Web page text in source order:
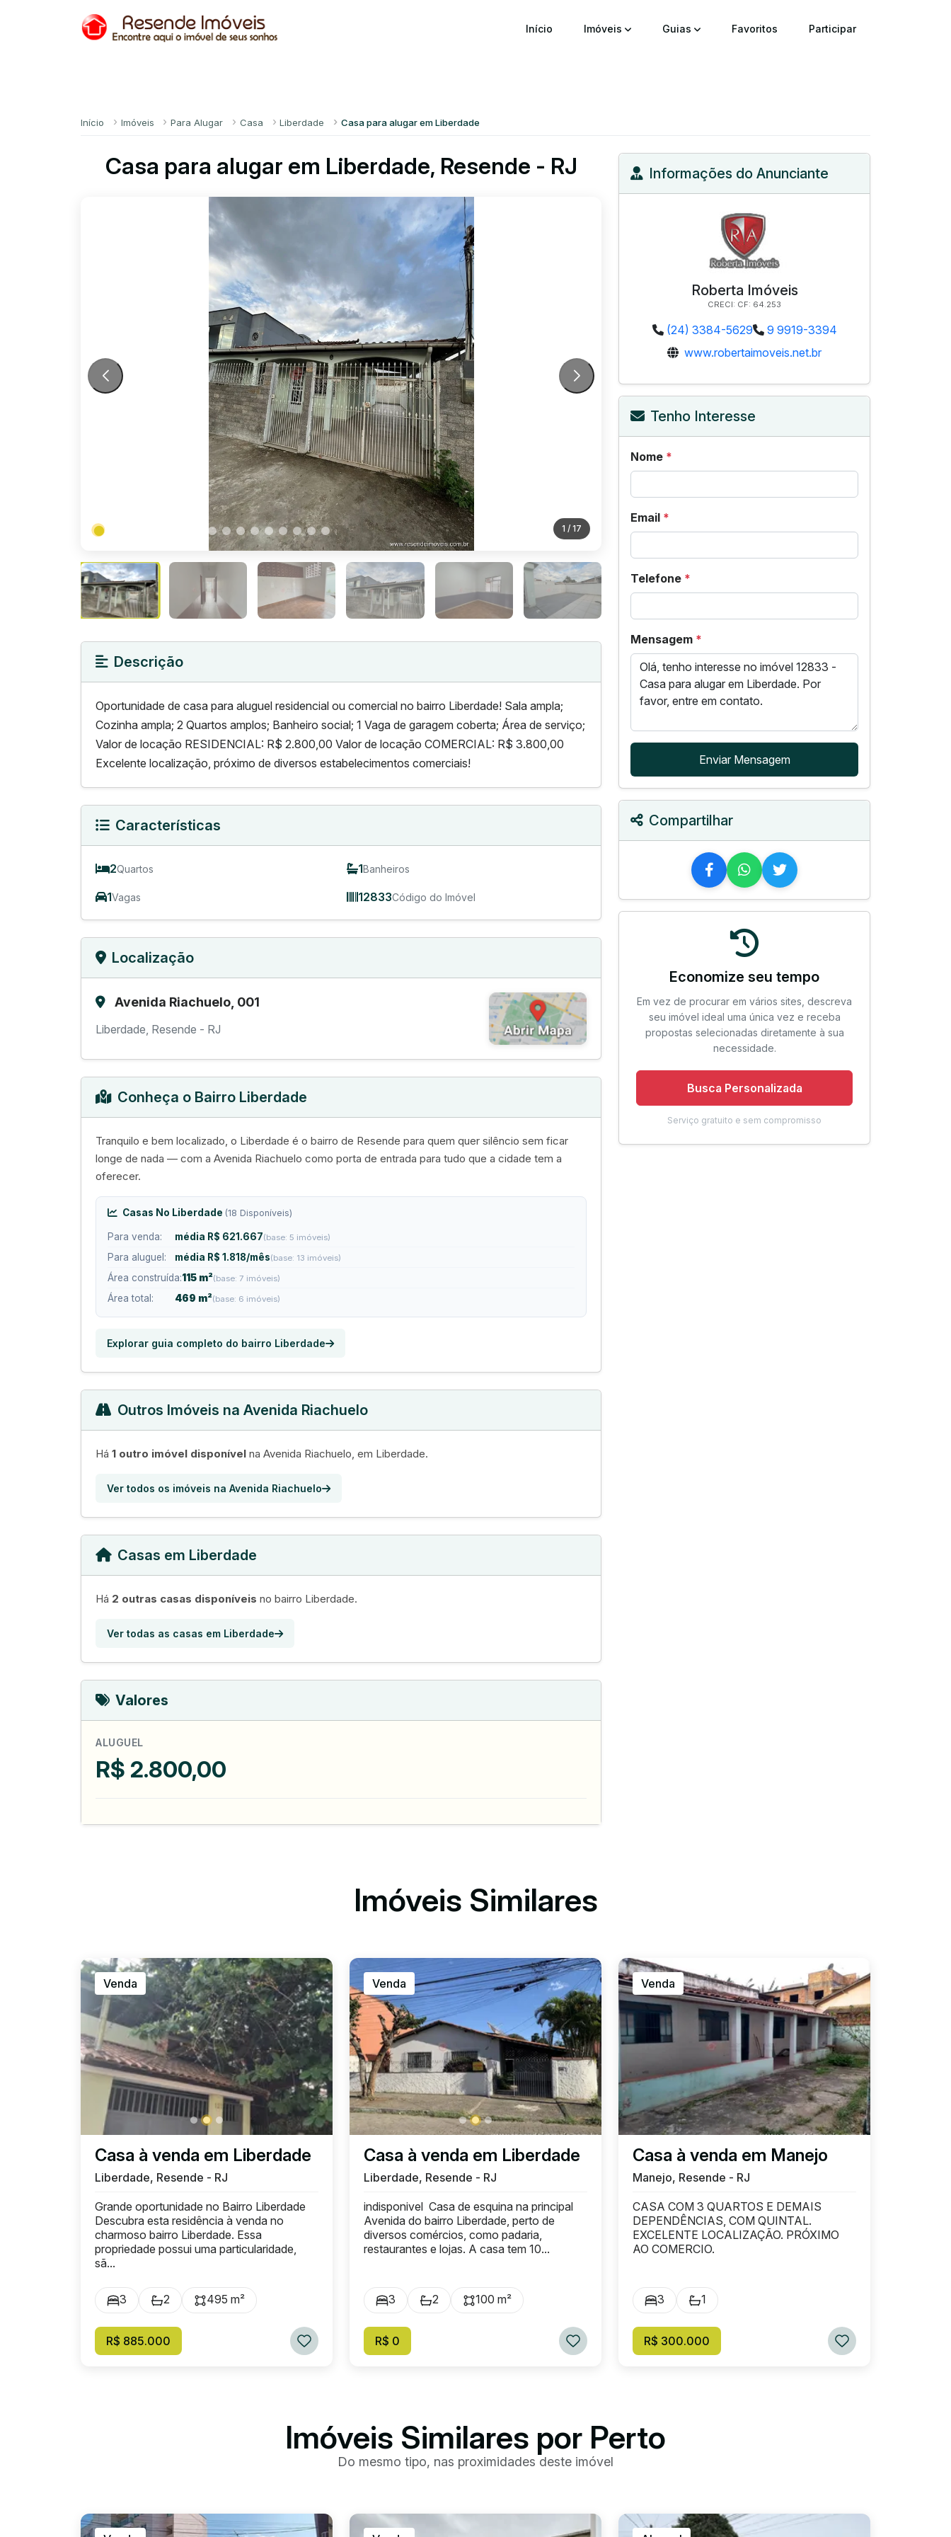
Início Imóveis Guias Favoritos Participar
Início Imóveis Para Alugar Casa Liberdade Casa para alugar em Liberdade
Casa para alugar em Liberdade, Resende - RJ
1 / 17
Descrição
Oportunidade de casa para aluguel residencial ou comercial no bairro Liberdade! Sala ampla;
Cozinha ampla; 2 Quartos amplos; Banheiro social; 1 Vaga de garagem coberta; Área de serviço;
Valor de locação RESIDENCIAL: R$ 2.800,00 Valor de locação COMERCIAL: R$ 3.800,00
Excelente localização, próximo de diversos estabelecimentos comerciais!
Características
2Quartos 1Banheiros
1Vagas 12833Código do Imóvel
Localização
Avenida Riachuelo, 001
Liberdade, Resende - RJ
Conheça o Bairro Liberdade
Tranquilo e bem localizado, o Liberdade é o bairro de Resende para quem quer silêncio sem ficar
longe de nada — com a Avenida Riachuelo como porta de entrada para tudo que a cidade tem a
oferecer.
Casas No Liberdade (18 Disponíveis)
Para venda: média R$ 621.667(base: 5 imóveis)
Para aluguel: média R$ 1.818/mês(base: 13 imóveis)
Área construída:115 m²(base: 7 imóveis)
Área total: 469 m²(base: 6 imóveis)
Explorar guia completo do bairro Liberdade
Outros Imóveis na Avenida Riachuelo
Há 1 outro imóvel disponível na Avenida Riachuelo, em Liberdade.
Ver todos os imóveis na Avenida Riachuelo
Casas em Liberdade
Há 2 outras casas disponíveis no bairro Liberdade.
Ver todas as casas em Liberdade
Valores
ALUGUEL
R$ 2.800,00
Informações do Anunciante
Roberta Imóveis
CRECI: CF: 64.253
(24) 3384-5629
9 9919-3394
www.robertaimoveis.net.br
Tenho Interesse
Nome *
Email *
Telefone *
Mensagem *
Enviar Mensagem
Compartilhar
Economize seu tempo
Em vez de procurar em vários sites, descreva
seu imóvel ideal uma única vez e receba
propostas selecionadas diretamente à sua
necessidade.
Busca Personalizada
Serviço gratuito e sem compromisso
Imóveis Similares
Venda
Casa à venda em Liberdade
Liberdade, Resende - RJ
Grande oportunidade no Bairro Liberdade
Descubra esta residência à venda no
charmoso bairro Liberdade. Essa
propriedade possui uma particularidade,
sã...
3 2 495 m²
R$ 885.000
Venda
Casa à venda em Liberdade
Liberdade, Resende - RJ
indisponivel Casa de esquina na principal
Avenida do bairro Liberdade, perto de
diversos comércios, como padaria,
restaurantes e lojas. A casa tem 10...
3 2 100 m²
R$ 0
Venda
Casa à venda em Manejo
Manejo, Resende - RJ
CASA COM 3 QUARTOS E DEMAIS
DEPENDÊNCIAS, COM QUINTAL.
EXCELENTE LOCALIZAÇÃO. PRÓXIMO
AO COMERCIO.
3 1
R$ 300.000
Imóveis Similares por Perto
Do mesmo tipo, nas proximidades deste imóvel